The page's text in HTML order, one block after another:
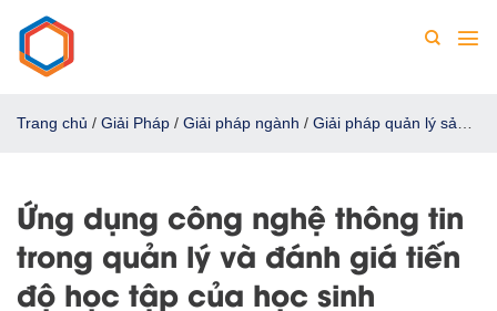
đến
nội
Trang chủ / Giải Pháp / Giải pháp ngành / Giải pháp quản lý sản
Ứng dụng công nghệ thông tin
trong quản lý và đánh giá tiến
độ học tập của học sinh